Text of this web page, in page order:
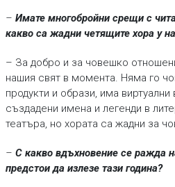
– Имате многобройни срещи с
какво са жадни четящите хора у
– За добро и за човешко
нашия свят в момента. Няма го
продукти и образи, има
създадени имена и легенди в
театъра, но хората са жадни за
– С какво вдъхновение се ражда
предстои да излезе тази година?